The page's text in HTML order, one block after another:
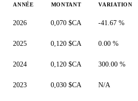
ANNÉE MONTANT VARIATION
2026 0,070 $CA -41.67 %
2025 0,120 $CA 0.00 %
2024 0,120 $CA 300.00 %
2023 0,030 $CA N/A